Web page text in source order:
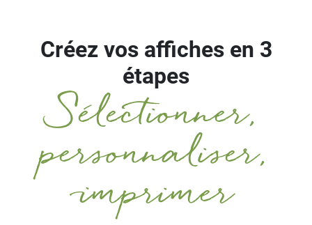
Créez vos affiches en 3
étapes
Sélectionner,
personnaliser,
imprimer